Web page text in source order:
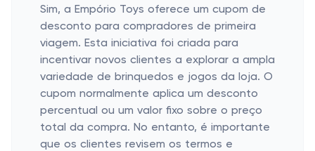
Sim, a Empório Toys oferece um cupom de
desconto para compradores de primeira
viagem. Esta iniciativa foi criada para
incentivar novos clientes a explorar a ampla
variedade de brinquedos e jogos da loja. O
cupom normalmente aplica um desconto
percentual ou um valor fixo sobre o preço
total da compra. No entanto, é importante
que os clientes revisem os termos e